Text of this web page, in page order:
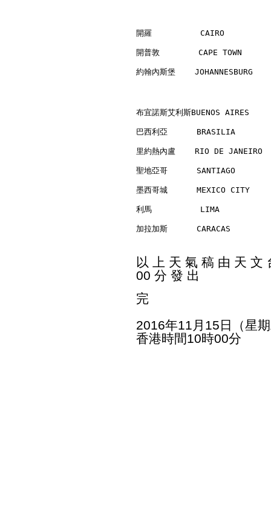
開羅          CAIRO
開普敦        CAPE TOWN
約翰內斯堡
布宜諾斯艾利斯BUENOS
巴西利亞      BRASILIA
里約熱內盧    RIO DE
聖地亞哥      SANTIAGO
墨西哥城      MEXICO
利馬          LIMA
加拉加斯      CARACAS
以 上 天 氣 稿 由 天 文
00 分 發 出
完
2016年11月15日（星
香港時間10時00分